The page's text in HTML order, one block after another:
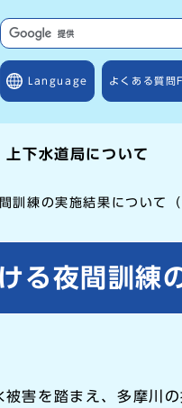
Language よくある質問
上下水道局について
練の実施結果について（
夜間訓練
害を踏まえ、多摩川